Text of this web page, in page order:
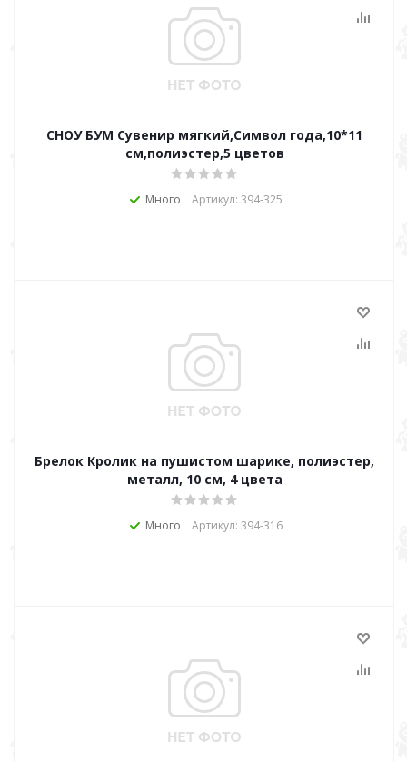
СНОУ БУМ Сувенир мягкий,Символ года,10*11
см,полиэстер,5 цветов
Много Артикул: 394-325
Брелок Кролик на пушистом шарике, полиэстер,
металл, 10 см, 4 цвета
Много Артикул: 394-316